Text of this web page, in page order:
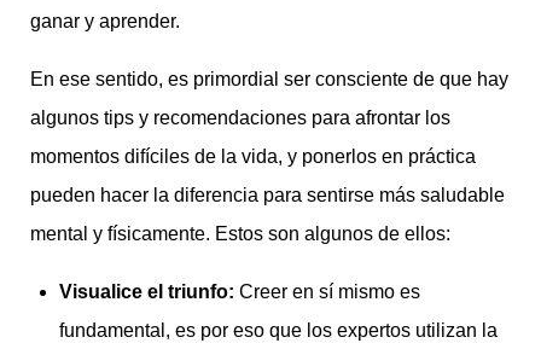
ganar y aprender.
En ese sentido, es primordial ser consciente de que hay
algunos tips y recomendaciones para afrontar los
momentos difíciles de la vida, y ponerlos en práctica
pueden hacer la diferencia para sentirse más saludable
mental y físicamente. Estos son algunos de ellos:
Visualice el triunfo: Creer en sí mismo es
fundamental, es por eso que los expertos utilizan la